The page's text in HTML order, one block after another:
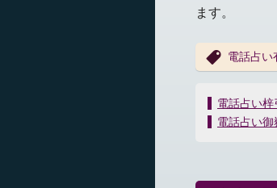
ます。
電話占い
投
稿
電話占い梓
電話占い御